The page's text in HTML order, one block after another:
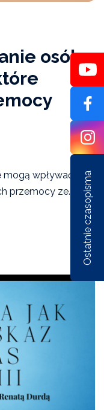
osób
mogą wpływać na
przemocy ze...
Ostatnie czasopisma
Nr 5/